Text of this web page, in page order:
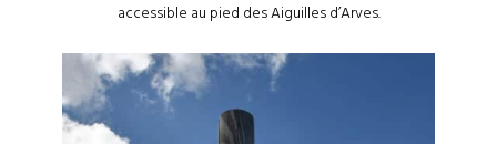
accessible au pied des Aiguilles d’Arves.